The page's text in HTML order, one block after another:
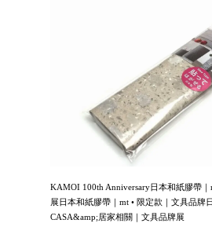
KAMOI 100th Anniversary日本和紙膠帶
展日本和紙膠帶｜mt • 限定款｜文具品牌
CASA&amp;居家相關｜文具品牌展